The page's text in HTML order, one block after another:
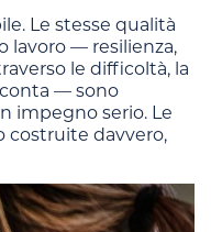
Le stesse qualità
lavoro — resilienza,
le difficoltà, la
— sono
impegno serio. Le
costruite davvero,